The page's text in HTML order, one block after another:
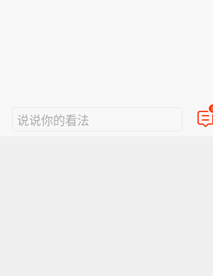
说说你的看法